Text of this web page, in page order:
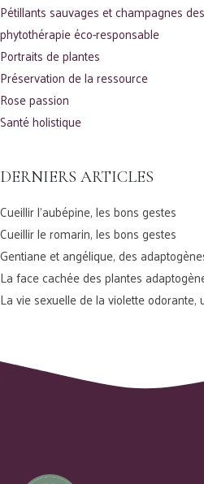
Pétillants sauvages et champagnes
phytothérapie éco-responsable
Portraits de plantes
Préservation de la ressource
Rose passion
Santé holistique
DERNIERS ARTICLES
Cueillir l’aubépine, les bons gestes
Cueillir le romarin, les bons gestes
Gentiane et angélique, des
La face cachée des plantes
La vie sexuelle de la violette odorante,